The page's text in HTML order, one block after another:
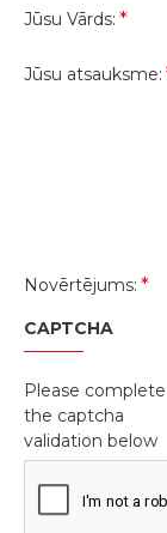
Jūsu Vārds:
Jūsu atsauksme:
Novērtējums:
CAPTCHA
Please complete
the captcha
validation below